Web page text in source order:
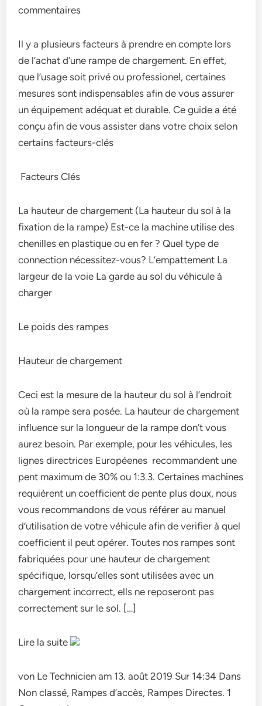
commentaires
Il y a plusieurs facteurs à prendre en compte lors
de l’achat d’une rampe de chargement. En effet,
que l’usage soit privé ou professionel, certaines
mesures sont indispensables afin de vous assurer
un équipement adéquat et durable. Ce guide a été
conçu afin de vous assister dans votre choix selon
certains facteurs-clés
Facteurs Clés
La hauteur de chargement (La hauteur du sol à la
fixation de la rampe) Est-ce la machine utilise des
chenilles en plastique ou en fer ? Quel type de
connection nécessitez-vous? L’empattement La
largeur de la voie La garde au sol du véhicule à
charger
Le poids des rampes
Hauteur de chargement
Ceci est la mesure de la hauteur du sol à l’endroit
où la rampe sera posée. La hauteur de chargement
influence sur la longueur de la rampe don’t vous
aurez besoin. Par exemple, pour les véhicules, les
lignes directrices Européenes recommandent une
pent maximum de 30% ou 1:3.3. Certaines machines
requièrent un coefficient de pente plus doux, nous
vous recommandons de vous référer au manuel
d’utilisation de votre véhicule afin de verifier à quel
coefficient il peut opérer. Toutes nos rampes sont
fabriquées pour une hauteur de chargement
spécifique, lorsqu’elles sont utilisées avec un
chargement incorrect, ells ne reposeront pas
correctement sur le sol. […]
Lire la suite
von Le Technicien am 13. août 2019 Sur 14:34 Dans
Non classé, Rampes d’accès, Rampes Directes. 1